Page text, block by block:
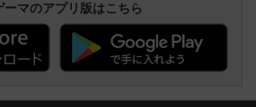
ーマのアプリ版はこちら